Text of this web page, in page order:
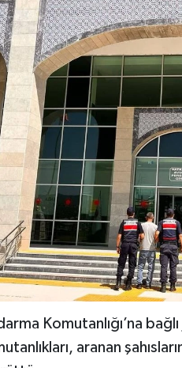
Komutanlığı’na
aranan